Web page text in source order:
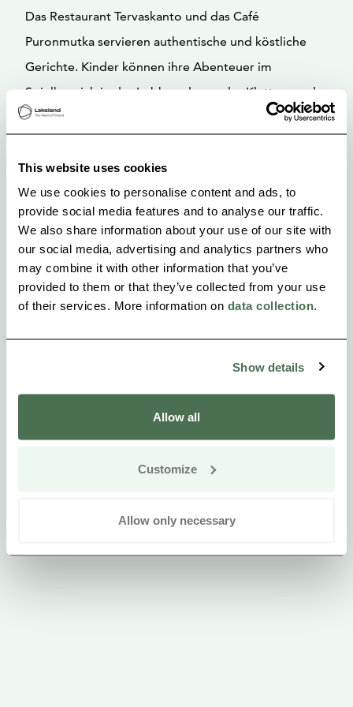
This website uses cookies
We use cookies to personalise content and ads, to
provide social media features and to analyse our traffic.
We also share information about your use of our site with
our social media, advertising and analytics partners who
may combine it with other information that you’ve
provided to them or that they’ve collected from your use
of their services. More information on data collection.
Show details
Allow all
Customize
Allow only necessary
Das Restaurant Tervaskanto und das Café
Puronmutka servieren authentische und köstliche
Gerichte. Kinder können ihre Abenteuer im
Spielbereich in der Lobby oder an der Kletterwand
fortsetzen, und selbst unsere Zimmer sind mit
perfekte Urlaub durch die luxuriöse Sauna in der
obersten Etage.
Entdecken Sie das gastfreundliche Dorf Koli und die
atemberaubende Schönheit des Koli-Nationalparks!